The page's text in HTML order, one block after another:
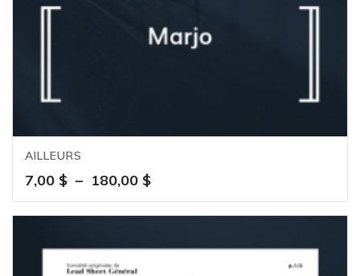
AILLEURS
7,00 $ – 180,00 $Plage
de
prix :
à